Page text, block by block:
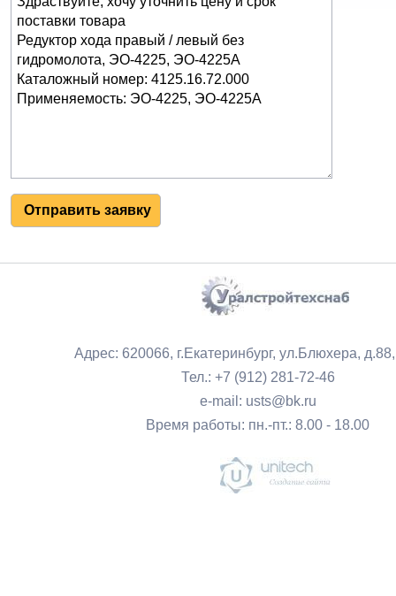
Адрес: 620066, г.Екатеринбург, ул.Блюхера,
Тел.: +7 (912) 281-72-46
e-mail: usts@bk.ru
Время работы: пн.-пт.: 8.00 - 18.00